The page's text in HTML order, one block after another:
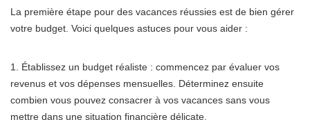
La première étape pour des vacances réussies est de bien gérer
votre budget. Voici quelques astuces pour vous aider :
1. Établissez un budget réaliste : commencez par évaluer vos
revenus et vos dépenses mensuelles. Déterminez ensuite
combien vous pouvez consacrer à vos vacances sans vous
mettre dans une situation financière délicate.